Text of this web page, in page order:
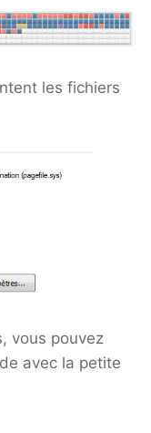
les fichiers
vous pouvez
avec la petite